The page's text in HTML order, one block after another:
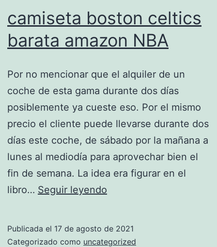
camiseta boston celtics
barata amazon NBA
Por no mencionar que el alquiler de un
coche de esta gama durante dos días
posiblemente ya cueste eso. Por el mismo
precio el cliente puede llevarse durante dos
días este coche, de sábado por la mañana a
lunes al mediodía para aprovechar bien el
fin de semana. La idea era figurar en el
libro… Seguir leyendo
barata
Publicada el 17 de agosto de 2021
Categorizado como uncategorized